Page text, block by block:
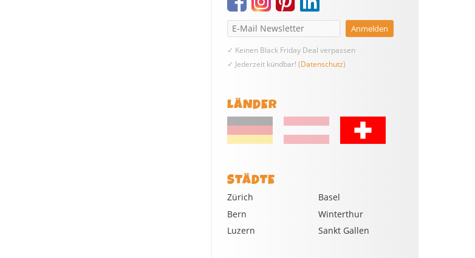
✓ Keinen Black Friday Deal verpassen
✓ Jederzeit kündbar! (Datenschutz)
LÄNDER
STÄDTE
Zürich
Basel
Bern
Winterthur
Luzern
Sankt Gallen